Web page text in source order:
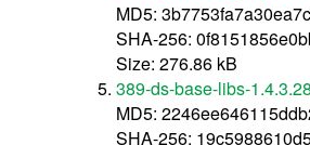
MD5:
SHA-256:
Size: 276.86 kB
389-ds-base-libs-
MD5:
SHA-256: